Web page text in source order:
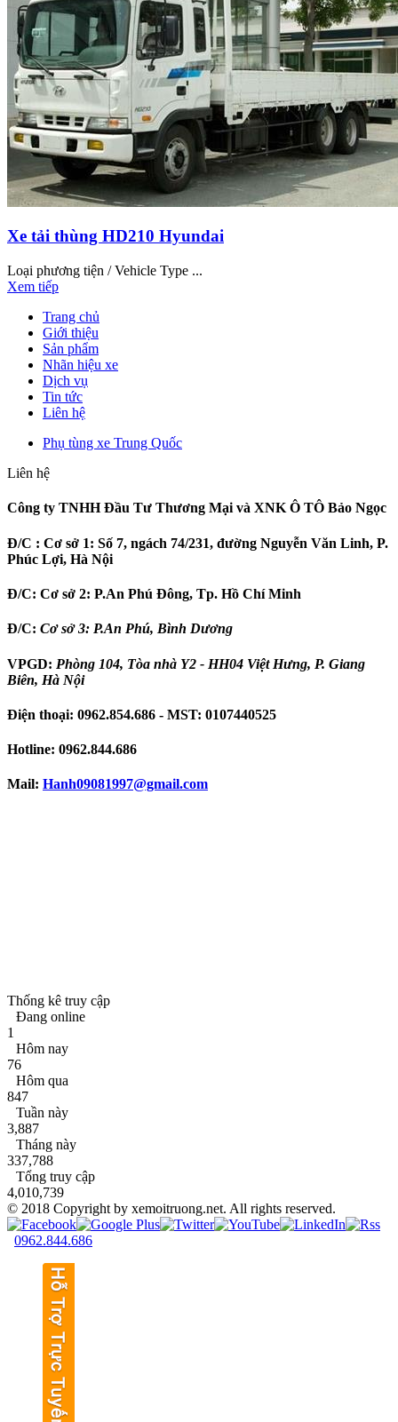
Xe tải thùng HD210 Hyundai
Loại phương tiện / Vehicle Type ...
Xem tiếp
Trang chủ
Giới thiệu
Sản phẩm
Nhãn hiệu xe
Dịch vụ
Tin tức
Liên hệ
Phụ tùng xe Trung Quốc
Liên hệ
Công ty TNHH Đầu Tư Thương Mại và XNK Ô TÔ Bảo Ngọc
Đ/C : Cơ sở 1: Số 7, ngách 74/231, đường Nguyễn Văn Linh, P.
Phúc Lợi, Hà Nội
Đ/C: Cơ sở 2: P.An Phú Đông, Tp. Hồ Chí Minh
Đ/C: Cơ sở 3: P.An Phú, Bình Dương
VPGD: Phòng 104, Tòa nhà Y2 - HH04 Việt Hưng, P. Giang
Biên, Hà Nội
Điện thoại: 0962.854.686 - MST: 0107440525
Hotline: 0962.844.686
Mail: Hanh09081997@gmail.com
Thống kê truy cập
Đang online
1
Hôm nay
76
Hôm qua
847
Tuần này
3,887
Tháng này
337,788
Tổng truy cập
4,010,739
© 2018 Copyright by xemoitruong.net. All rights reserved.
0962.844.686